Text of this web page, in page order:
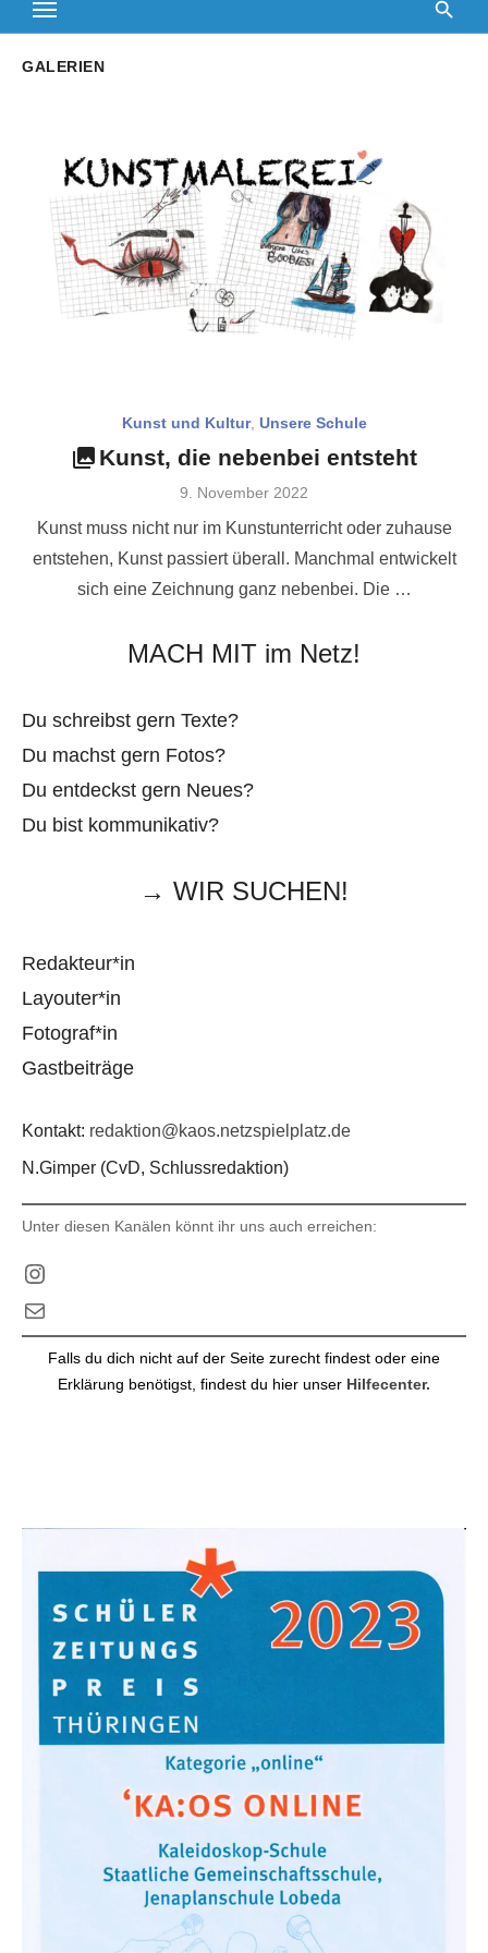
GALERIEN
Kunst und Kultur, Unsere Schule
Kunst, die nebenbei entsteht
Veröffentlicht
9. November 2022
Kunst muss nicht nur im Kunstunterricht oder zuhause
entstehen, Kunst passiert überall. Manchmal entwickelt
sich eine Zeichnung ganz nebenbei. Die …
MACH MIT im Netz!
Du schreibst gern Texte?
Du machst gern Fotos?
Du entdeckst gern Neues?
Du bist kommunikativ?
→ WIR SUCHEN!
Redakteur*in
Layouter*in
Fotograf*in
Gastbeiträge
Kontakt: redaktion@kaos.netzspielplatz.de
N.Gimper (CvD, Schlussredaktion)
Unter diesen Kanälen könnt ihr uns auch erreichen:
Instagram
E-Mail
Falls du dich nicht auf der Seite zurecht findest oder eine
Erklärung benötigst, findest du hier unser Hilfecenter.